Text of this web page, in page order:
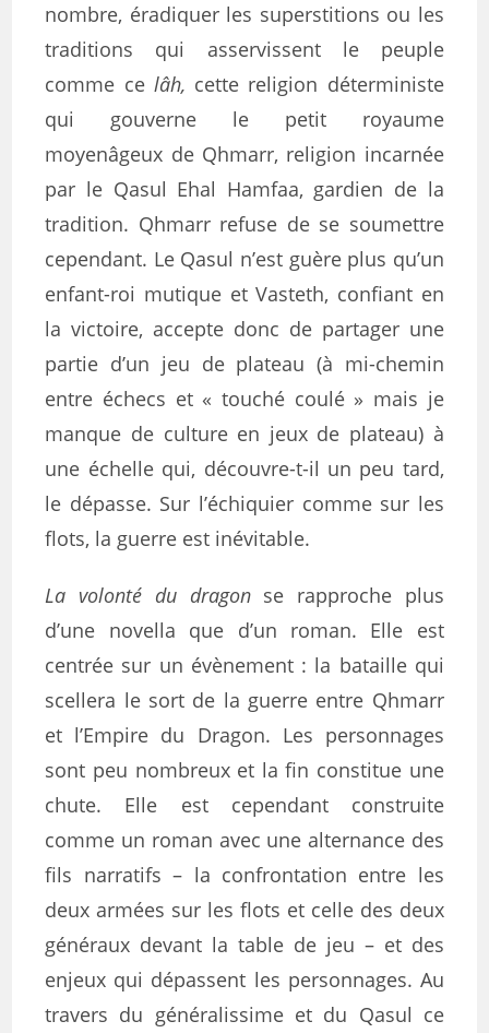
nombre, éradiquer les superstitions ou les
traditions qui asservissent le peuple
comme ce lâh, cette religion déterministe
qui gouverne le petit royaume
moyenâgeux de Qhmarr, religion incarnée
par le Qasul Ehal Hamfaa, gardien de la
tradition. Qhmarr refuse de se soumettre
cependant. Le Qasul n’est guère plus qu’un
enfant-roi mutique et Vasteth, confiant en
la victoire, accepte donc de partager une
partie d’un jeu de plateau (à mi-chemin
entre échecs et « touché coulé » mais je
manque de culture en jeux de plateau) à
une échelle qui, découvre-t-il un peu tard,
le dépasse. Sur l’échiquier comme sur les
flots, la guerre est inévitable.
La volonté du dragonse rapproche plus
d’une novella que d’un roman. Elle est
centrée sur un évènement : la bataille qui
scellera le sort de la guerre entre Qhmarr
et l’Empire du Dragon. Les personnages
sont peu nombreux et la fin constitue une
chute. Elle est cependant construite
comme un roman avec une alternance des
fils narratifs – la confrontation entre les
deux armées sur les flots et celle des deux
généraux devant la table de jeu – et des
enjeux qui dépassent les personnages. Au
travers du généralissime et du Qasul ce